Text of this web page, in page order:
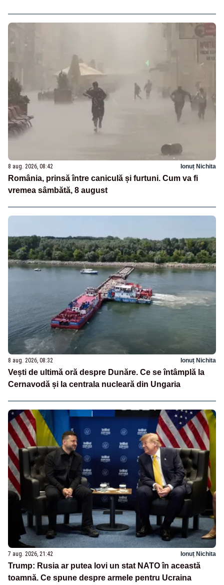
8 aug. 2026, 08:42 Ionuț Nichita
România, prinsă între caniculă și furtuni. Cum va fi
vremea sâmbătă, 8 august
8 aug. 2026, 08:32 Ionuț Nichita
Vești de ultimă oră despre Dunăre. Ce se întâmplă la
Cernavodă și la centrala nucleară din Ungaria
7 aug. 2026, 21:42 Ionuț Nichita
Trump: Rusia ar putea lovi un stat NATO în această
toamnă. Ce spune despre armele pentru Ucraina